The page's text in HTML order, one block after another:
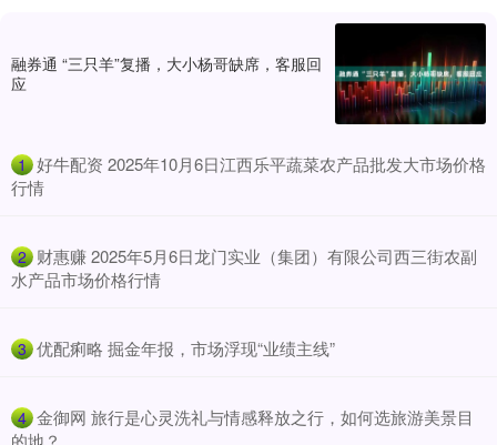
融券通 “三只羊”复播，大小杨哥缺席，客服回
应
1 ​好牛配资 2025年10月6日江西乐平蔬菜农产品批发大市场价格
行情
2 ​财惠赚 2025年5月6日龙门实业（集团）有限公司西三街农副
水产品市场价格行情
3 ​优配痢略 掘金年报，市场浮现“业绩主线”
4 ​金御网 旅行是心灵洗礼与情感释放之行，如何选旅游美景目
的地？